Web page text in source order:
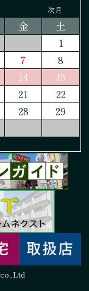
次月
金
土
1
7
8
14
15
21
22
28
29